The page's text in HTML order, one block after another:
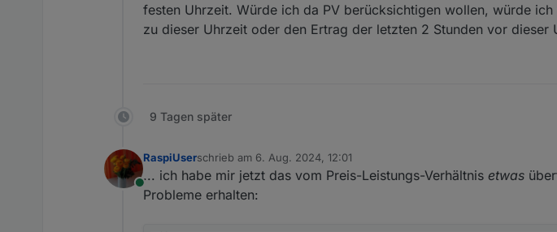
festen Uhrzeit. Würde ich da PV berücksichtigen wollen, würde
zu dieser Uhrzeit oder den Ertrag der letzten 2 Stunden vor dieser
9 Tagen später
Online
RaspiUserschrieb am 6. Aug. 2024, 12:01
zuletzt editiert von
... ich habe mir jetzt das vom Preis-Leistungs-Verhältnis etwas
Probleme erhalten: